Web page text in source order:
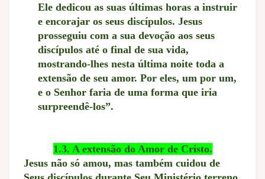
Ele dedicou as suas últimas horas a instruir
e encorajar os seus discípulos. Jesus
prosseguiu com a sua devoção aos seus
discípulos até o final de sua vida,
mostrando-lhes nesta última noite toda a
extensão de seu amor. Por eles, um por um,
e o Senhor faria de uma forma que iria
surpreendê-los”.
1.3. A extensão do Amor de Cristo.
Jesus não só amou, mas também cuidou de